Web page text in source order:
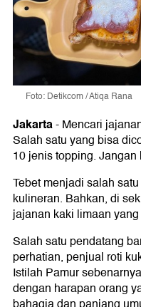
Foto: Detikcom / Atiqa Rana
Jakarta-Mencari
Salah satu yang bisa
10 jenis topping.
Tebet menjadi salah
kulineran. Bahkan, di
jajanan kaki limaan
Salah satu pendatang
perhatian, penjual roti
Istilah Pamur
dengan harapan orang